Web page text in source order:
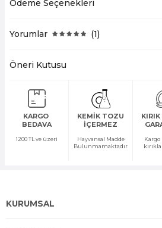
Ödeme Seçenekleri
Yorumlar (1)
Öneri Kutusu
KARGO
BEDAVA
1200 TL ve üzeri
KEMİK TOZU
İÇERMEZ
Hayvansal Madde
Bulunmamaktadır
KIRIK
Kargo
KURUMSAL